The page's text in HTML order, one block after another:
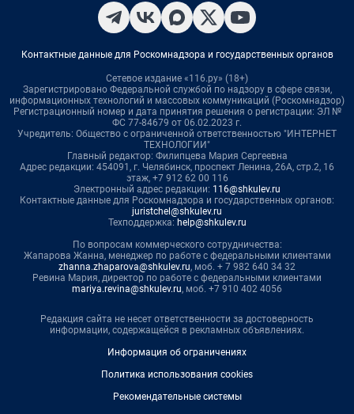
Контактные данные для Роскомнадзора и государственных органов
Сетевое издание «116.ру» (18+)
Зарегистрировано Федеральной службой по надзору в сфере связи,
информационных технологий и массовых коммуникаций (Роскомнадзор)
Регистрационный номер и дата принятия решения о регистрации: ЭЛ №
ФС 77-84679 от 06.02.2023 г.
Учредитель: Общество с ограниченной ответственностью "ИНТЕРНЕТ
ТЕХНОЛОГИИ"
Главный редактор: Филипцева Мария Сергеевна
Адрес редакции: 454091, г. Челябинск, проспект Ленина, 26А, стр.2, 16
этаж, +7 912 62 00 116
Электронный адрес редакции: 116@shkulev.ru
Контактные данные для Роскомнадзора и государственных органов:
juristchel@shkulev.ru
Техподдержка: help@shkulev.ru
По вопросам коммерческого сотрудничества:
Жапарова Жанна, менеджер по работе с федеральными клиентами
zhanna.zhaparova@shkulev.ru, моб. + 7 982 640 34 32
Ревина Мария, директор по работе с федеральными клиентами
mariya.revina@shkulev.ru, моб. +7 910 402 4056
Редакция сайта не несет ответственности за достоверность
информации, содержащейся в рекламных объявлениях.
Информация об ограничениях
Политика использования cookies
Рекомендательные системы